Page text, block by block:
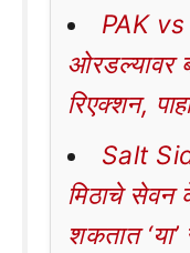
PAK
ओरडल्यावर
रिएक्शन,
Salt
मिठाचे सेवन
शकतात